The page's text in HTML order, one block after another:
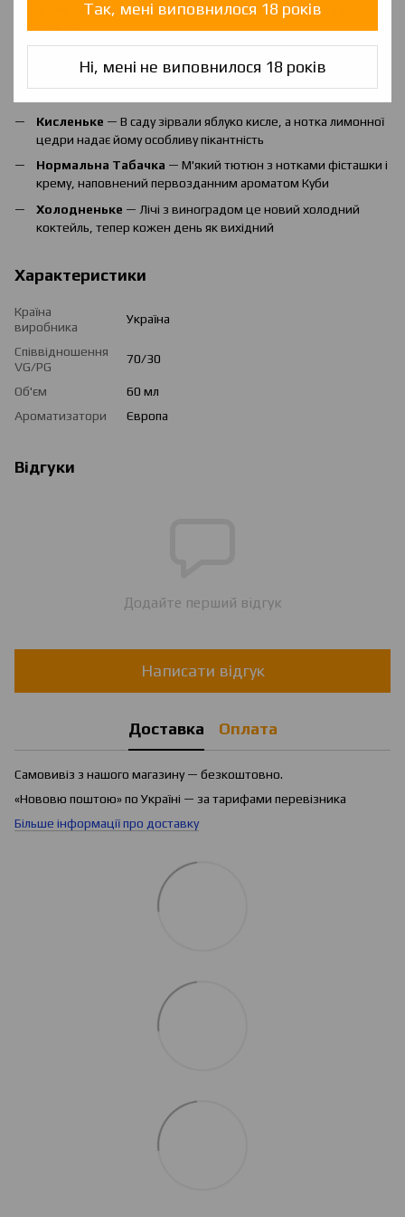
Так, мені виповнилося 18 років
Ні, мені не виповнилося 18 років
Збовтайте рідину, замініть стару ватку, заправте і
кайфуйте!
Фруктове — Інсайт з тропіків, Ананас, Папая, Маракуя і ще 4
Кисленьке — В саду зірвали яблуко кисле, а нотка лимонної
цедри надає йому особливу пікантність
Нормальна Табачка — М'який тютюн з нотками фісташки і
крему, наповнений первозданним ароматом Куби
Холодненьке — Лічі з виноградом це новий холодний
коктейль, тепер кожен день як вихідний
Характеристики
Країна
виробника
Україна
Співвідношення
VG/PG
70/30
Об'єм
60 мл
Ароматизатори
Європа
Відгуки
Додайте перший відгук
Написати відгук
Доставка Оплата
Самовивіз з нашого магазину — безкоштовно.
«Нововю поштою» по Україні — за тарифами перевізника
Більше інформації про доставку